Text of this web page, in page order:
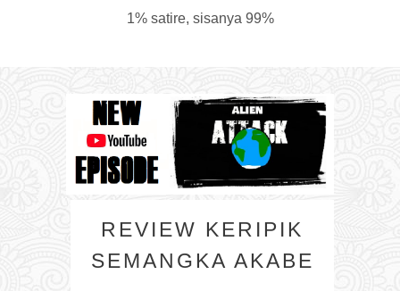
1% satire, sisanya 99%
REVIEW KERIPIK
SEMANGKA AKABE